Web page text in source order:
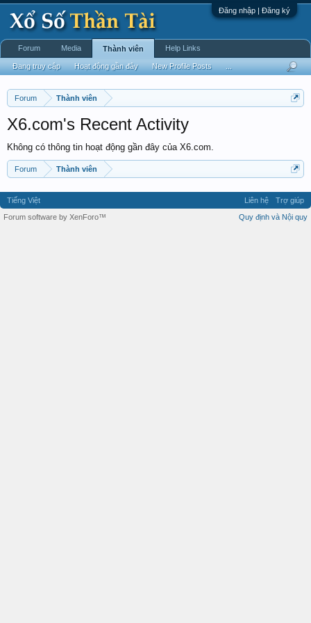
Đăng nhập | Đăng ký
Forum Thành viên
X6.com's Recent Activity
Không có thông tin hoạt động gần đây của X6.com.
Forum Thành viên
Forum Media Thành viên
Đang truy cập Hoạt động gần đây New Profile Posts
Help Links
Tiếng Việt Liên hệ
Trợ giúp
Quy định và Nội quy
Forum software by XenForo™